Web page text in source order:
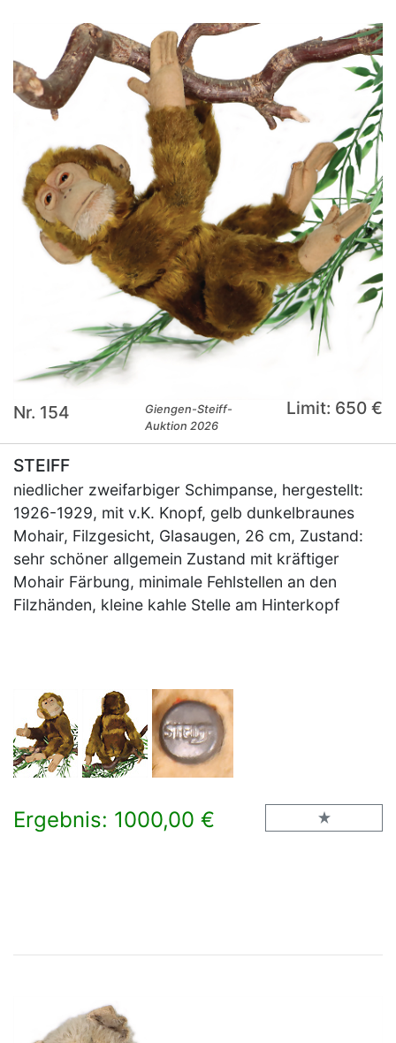
Nr. 154
Giengen-Steiff-
Auktion 2026
Limit: 650 €
STEIFF
niedlicher zweifarbiger Schimpanse, hergestellt:
1926-1929, mit v.K. Knopf, gelb dunkelbraunes
Mohair, Filzgesicht, Glasaugen, 26 cm, Zustand:
sehr schöner allgemein Zustand mit kräftiger
Mohair Färbung, minimale Fehlstellen an den
Filzhänden, kleine kahle Stelle am Hinterkopf
Ergebnis: 1000,00 €